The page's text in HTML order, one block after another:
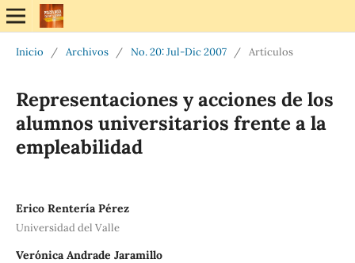
Inicio / Archivos / No. 20: Jul-Dic 2007 / Artículos
Representaciones y acciones de los
alumnos universitarios frente a la
empleabilidad
Erico Rentería Pérez
Universidad del Valle
Verónica Andrade Jaramillo